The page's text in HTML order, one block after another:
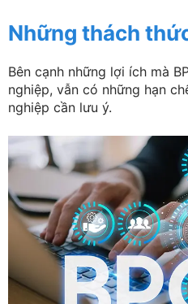
Những thách
Bên cạnh những lợi ích mà
nghiệp, vẫn có những hạn
nghiệp cần lưu ý.